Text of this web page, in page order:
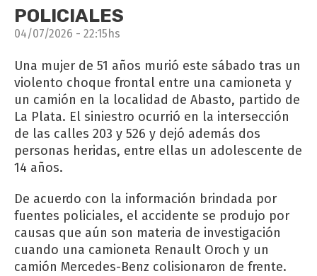
POLICIALES
04/07/2026 - 22:15hs
Una mujer de 51 años murió este sábado tras un
violento choque frontal entre una camioneta y
un camión en la localidad de Abasto, partido de
La Plata. El siniestro ocurrió en la intersección
de las calles 203 y 526 y dejó además dos
personas heridas, entre ellas un adolescente de
14 años.
De acuerdo con la información brindada por
fuentes policiales, el accidente se produjo por
causas que aún son materia de investigación
cuando una camioneta Renault Oroch y un
camión Mercedes-Benz colisionaron de frente.